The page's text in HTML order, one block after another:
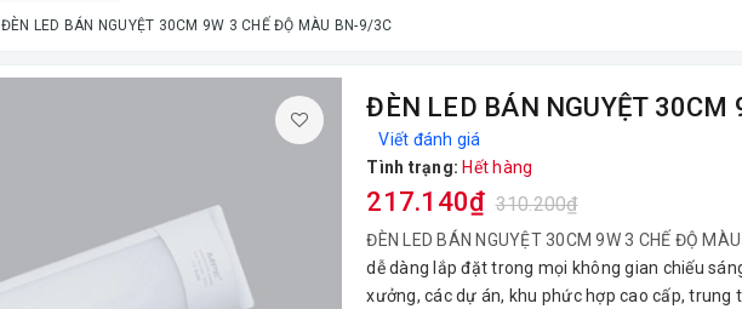
ĐÈN LED BÁN NGUYỆT 30CM 9W 3 CHẾ ĐỘ MÀU BN-9/3C
ĐÈN LED BÁN NGUYỆT
Viết đánh giá
Tình trạng: Hết hàng
217.140₫ 310.200₫
ĐÈN LED BÁN NGUYỆT 30CM 9W 3 CHẾ ĐỘ
dễ dàng lắp đặt trong mọi không gian chiếu
xưởng, các dự án, khu phức hợp cao cấp, trung